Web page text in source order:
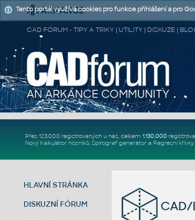
CAD FÓRUM - TIPY A TRIKY | UTILITY | DISKUZE |
Přes 123.000 registrovaných u nás, celkem 1.130.000
Nový Kalkulátor nosníků, Spirograf generátor a Regresní křivky
HLAVNÍ STRÁNKA
DISKUZNÍ FÓRUM
Tento portál využívá cookies pro funkce přihlášení a pro